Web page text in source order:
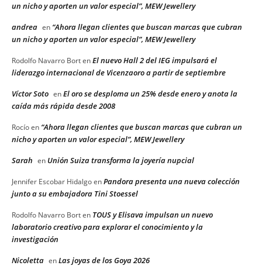
un nicho y aporten un valor especial”, MEW Jewellery
andrea en “Ahora llegan clientes que buscan marcas que cubran
un nicho y aporten un valor especial”, MEW Jewellery
Rodolfo Navarro BortenEl nuevo Hall 2 del IEG impulsará el
liderazgo internacional de Vicenzaoro a partir de septiembre
Víctor Soto enEl oro se desploma un 25% desde enero y anota la
caída más rápida desde 2008
Rocíoen “Ahora llegan clientes que buscan marcas que cubran un
nicho y aporten un valor especial”, MEW Jewellery
Sarah en Unión Suiza transforma la joyería nupcial
Jennifer Escobar HidalgoenPandora presenta una nueva colección
junto a su embajadora Tini Stoessel
Rodolfo Navarro Borten TOUS y Elisava impulsan un nuevo
laboratorio creativo para explorar el conocimiento y la
investigación
Nicoletta enLas joyas de los Goya 2026